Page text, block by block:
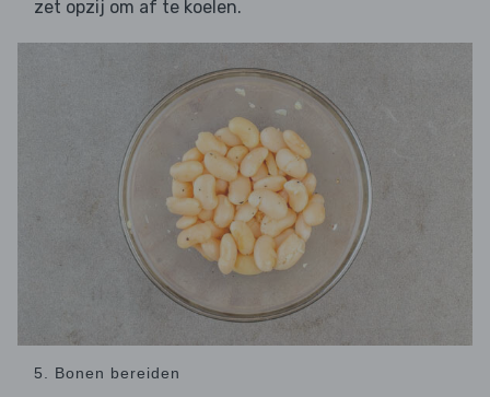
zet opzij om af te koelen.
5. Bonen bereiden